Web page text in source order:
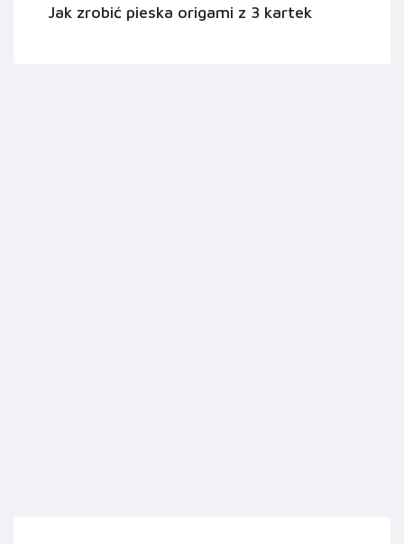
Jak zrobić pieska origami z 3 kartek